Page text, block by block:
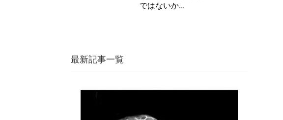
ではないか...
最新記事一覧